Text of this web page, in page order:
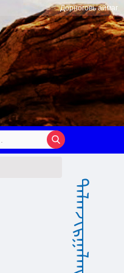
Дорноговь аймаг